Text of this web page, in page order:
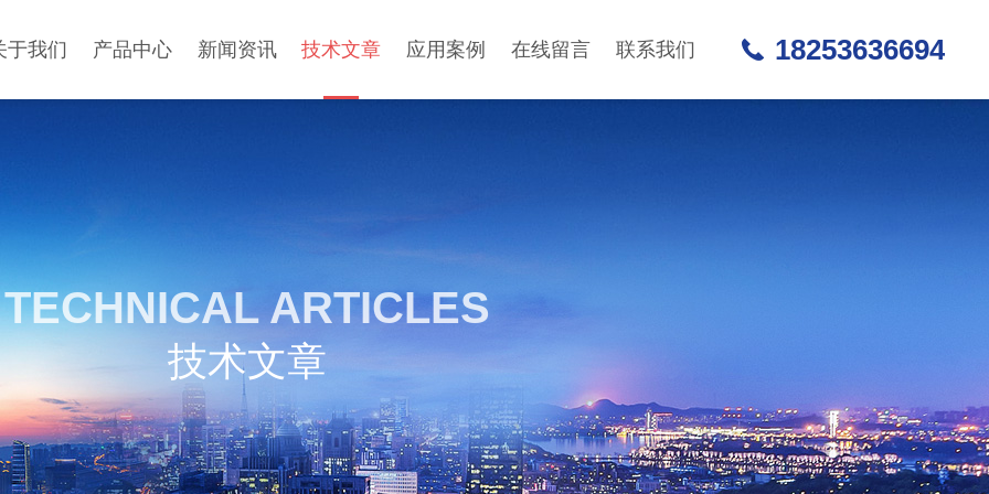
于我们 产品中心 新闻资讯 技术文章 应用案例 在线留言 联系我们 18253636694
TECHNICAL ARTICLES
技术文章